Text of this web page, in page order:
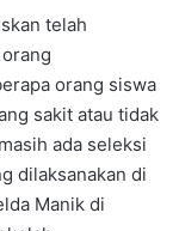
telah
orang siswa
sakit atau tidak
ada seleksi
dilaksanakan di
Manik di